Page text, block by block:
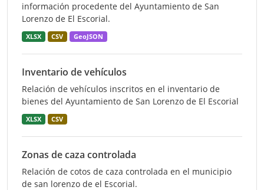
información procedente del Ayuntamiento de San
Lorenzo de El Escorial.
XLSX CSV GeoJSON
Inventario de vehículos
Relación de vehículos inscritos en el inventario de
bienes del Ayuntamiento de San Lorenzo de El Escorial
XLSX CSV
Zonas de caza controlada
Relación de cotos de caza controlada en el municipio
de san lorenzo de el Escorial.